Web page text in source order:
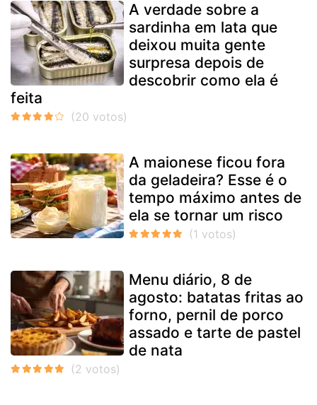
A verdade sobre a
sardinha em lata que
deixou muita gente
surpresa depois de
descobrir como ela é
feita
A maionese ficou fora
da geladeira? Esse é o
tempo máximo antes de
ela se tornar um risco
Menu diário, 8 de
agosto: batatas fritas ao
forno, pernil de porco
assado e tarte de pastel
de nata